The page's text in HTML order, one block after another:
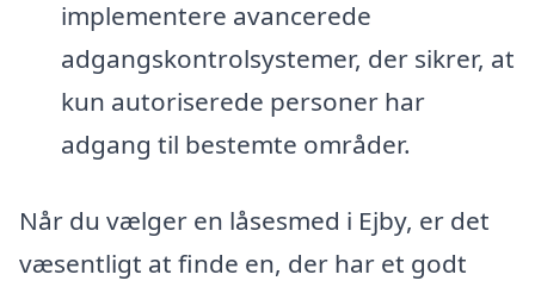
implementere avancerede
adgangskontrolsystemer, der sikrer, at
kun autoriserede personer har
adgang til bestemte områder.
Når du vælger en låsesmed i Ejby, er det
væsentligt at finde en, der har et godt